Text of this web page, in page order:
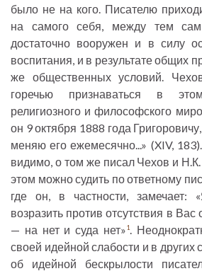
было не на кого. Писателю
на самого себя, между тем
достаточно вооружен и в силу
воспитания, и в результате общих
же общественных условий.
горечью признаваться в
религиозного и философского
он 9 октября 1888 года
меняю его ежемесячно...» (XIV,
видимо, о том же писал Чехов и
этом можно судить по ответному
где он, в частности, замечает:
возразить против отсутствия в
— на нет и суда нет»1.
своей идейной слабости и в
об идейной бескрылости